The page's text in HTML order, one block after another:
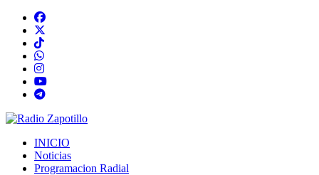
INICIO
Noticias
Programacion Radial